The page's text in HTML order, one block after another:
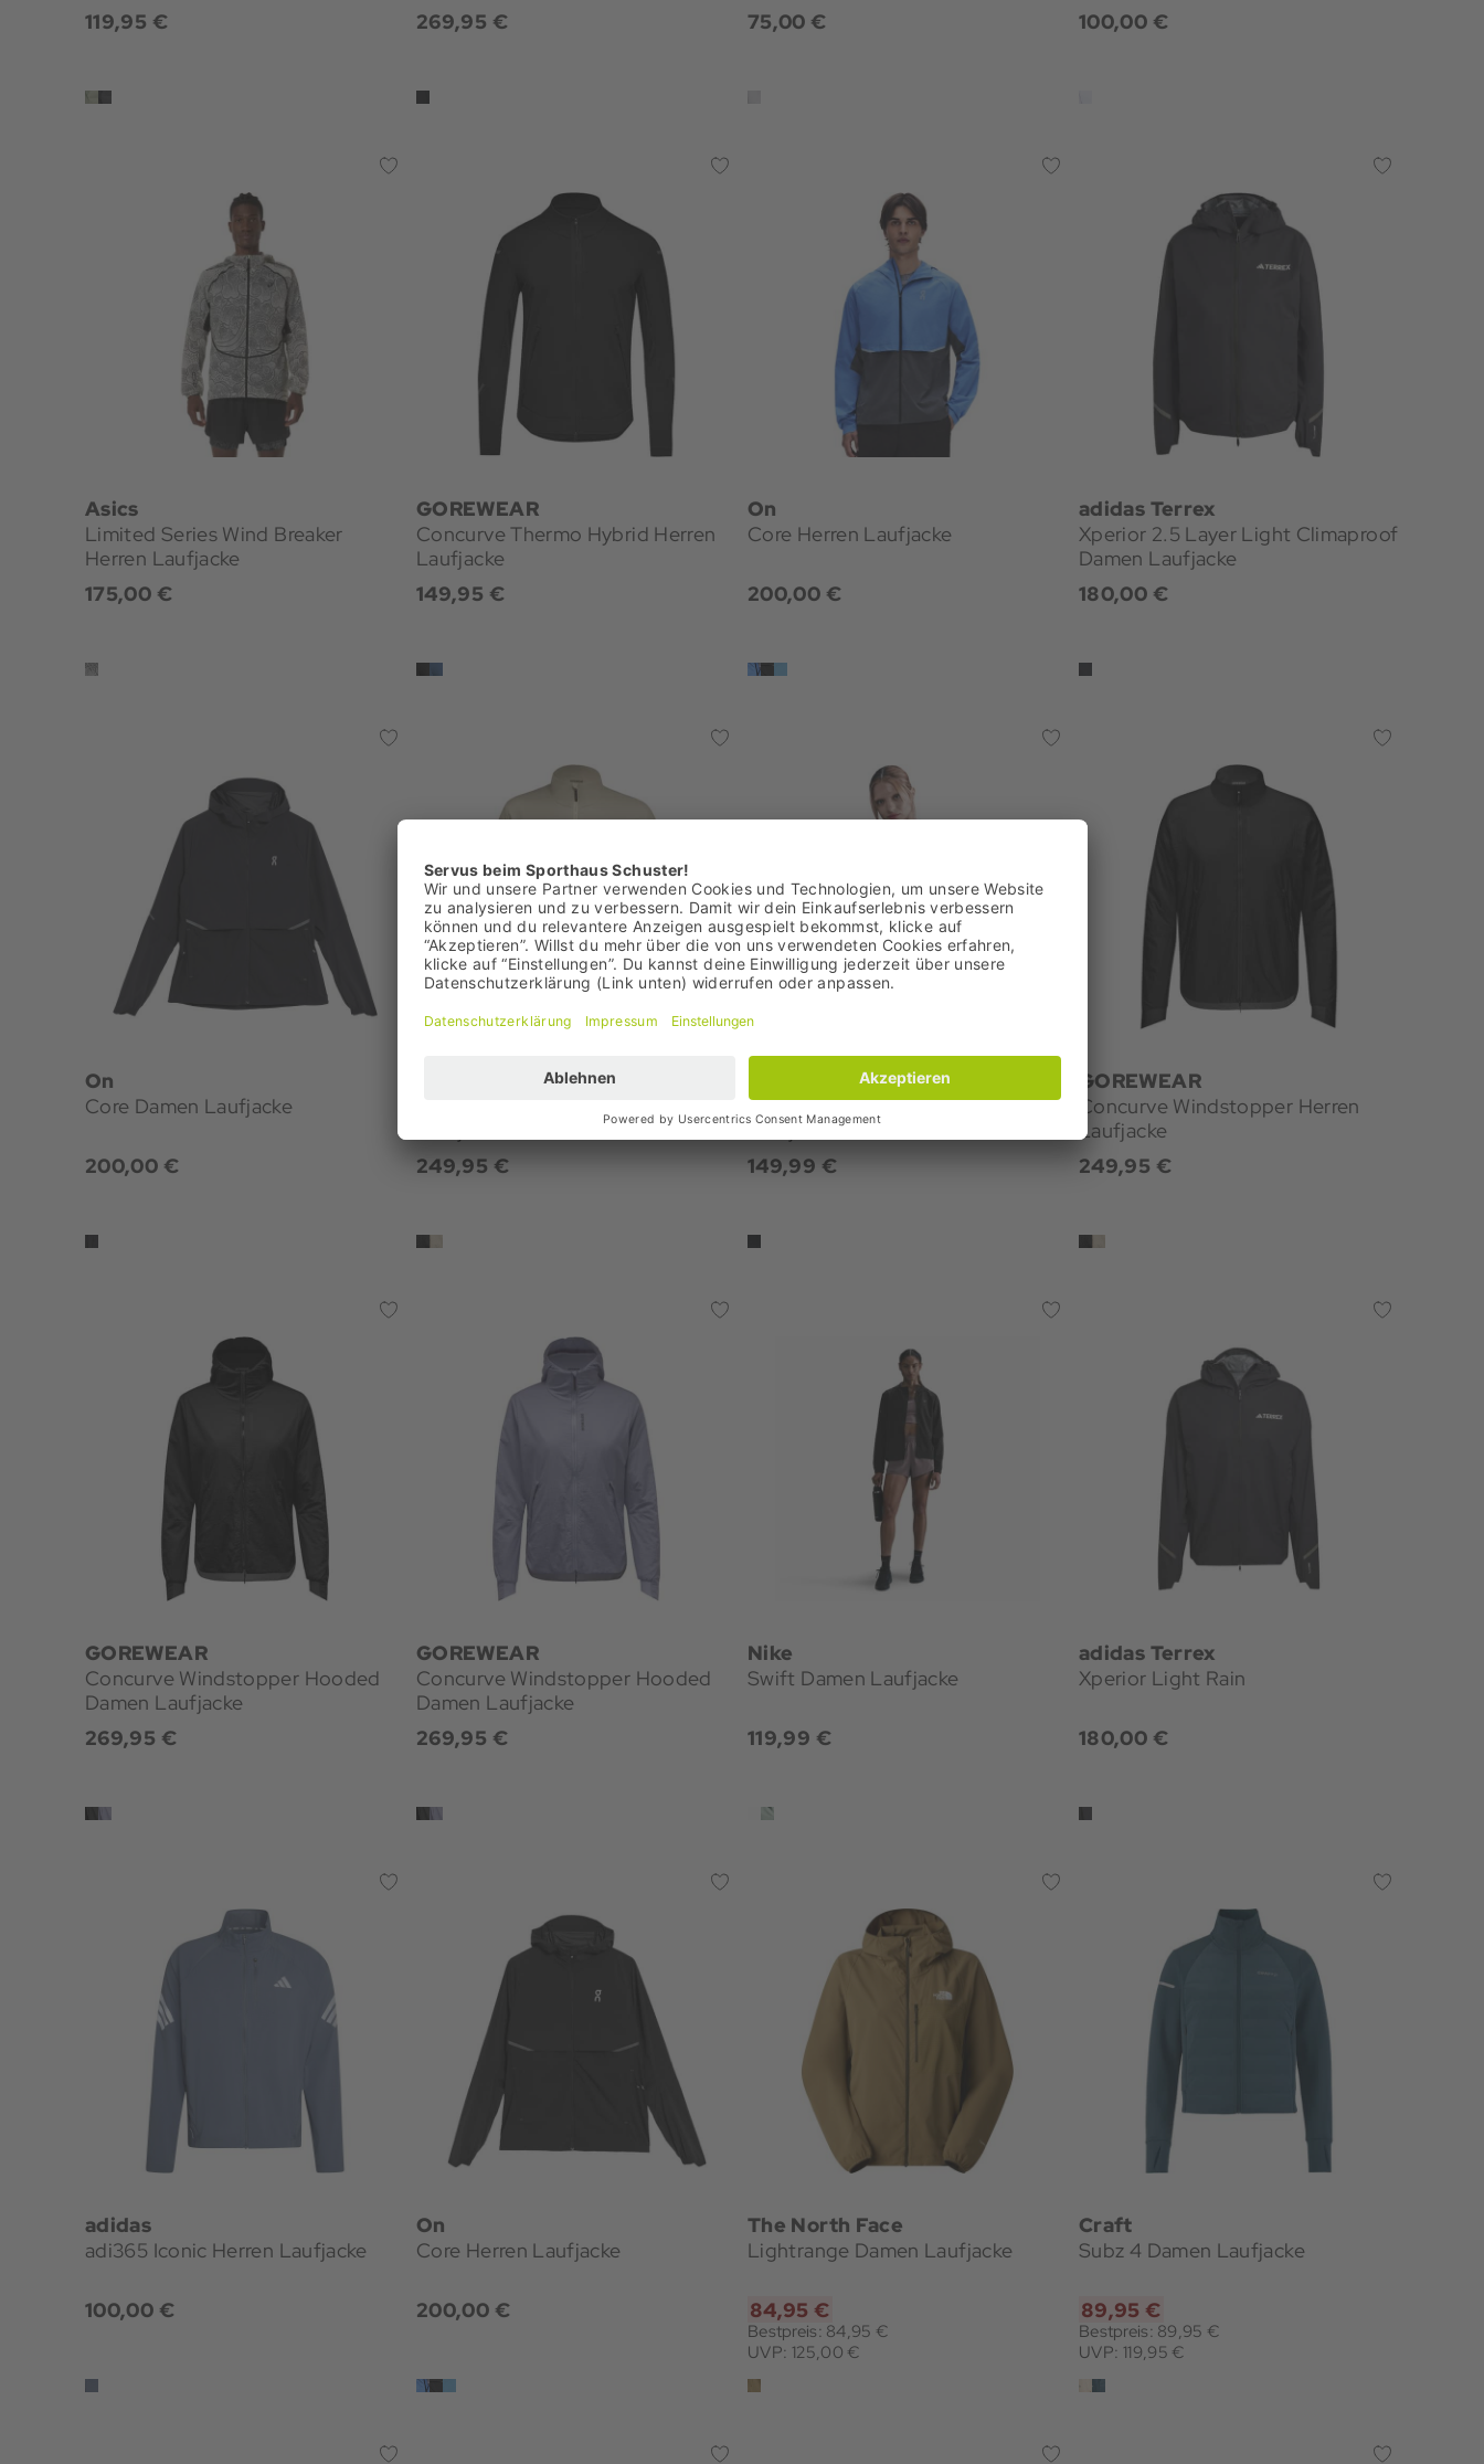
119,95 €
269,95 €
75,00 € 100,00 €
Asics
Limited Series Wind Breaker
Herren Laufjacke
175,00 €
GOREWEAR
Concurve Thermo Hybrid Herren
Laufjacke
149,95 €
On
Core Herren Laufjacke
200,00 €
adidas Terrex
Xperior 2.5 Layer Light Climaproof
Damen Laufjacke
180,00 €
On
Core Damen Laufjacke
200,00 €
249,95 €
Swift Therma-Fit Fitted Damen
Laufjacke
149,99 €
GOREWEAR
Concurve Windstopper Herren
Laufjacke
249,95 €
GOREWEAR
Concurve Windstopper Hooded
Damen Laufjacke
269,95 €
GOREWEAR
Concurve Windstopper Hooded
Damen Laufjacke
269,95 €
Nike
Swift Damen Laufjacke
119,99 €
adidas Terrex
Xperior Light Rain
180,00 €
adidas
adi365 Iconic Herren Laufjacke
100,00 €
On
Core Herren Laufjacke
200,00 €
The North Face
Lightrange Damen Laufjacke
84,95 €
Bestpreis: 84,95 €
UVP: 125,00 €
Craft
Subz 4 Damen Laufjacke
89,95 €
Bestpreis: 89,95 €
UVP: 119,95 €